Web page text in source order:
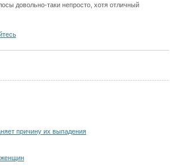
довольно-таки непросто, хотя отличный
причину их выпадения
женщин